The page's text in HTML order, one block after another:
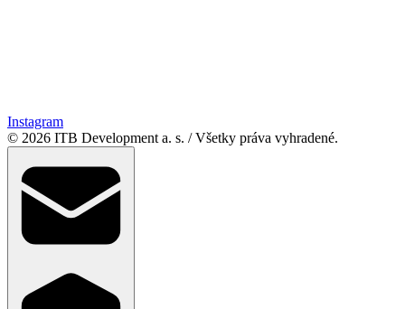
Instagram
© 2026 ITB Development a. s. / Všetky práva vyhradené.